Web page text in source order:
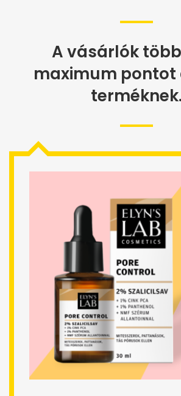
A vásárlók
maximum pontot
terméknek.